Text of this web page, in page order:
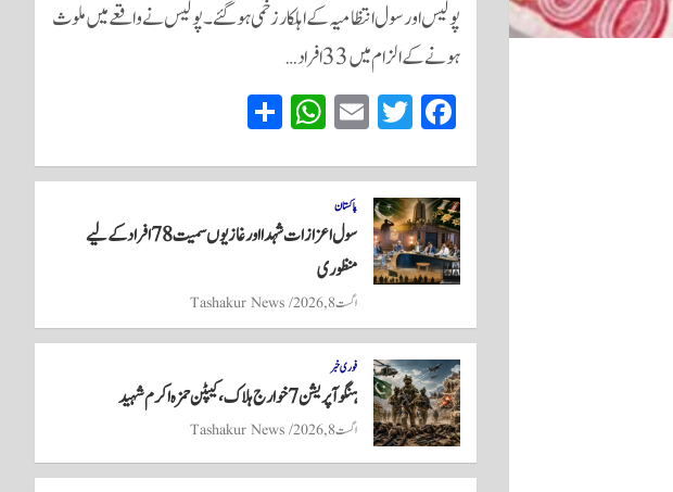
پولیس اور سول انتظامیہ کے اہلکار زخمی ہوگئے۔ پولیس نے واقعے میں ملوث
ہونے کے الزام میں 33 افراد…
Fa
ce
bo
ok
T
wi
tte
r
E
m
ail
W
ha
ts
A
pp
re
پاکستان
سول اعزازات شہدا اور غازیوں سمیت 78 افراد کے لیے
منظوری
اگست 8, 2026 Tashakur News
فوری خبر
ہنگو آپریشن 7 خوارج ہلاک، کیپٹن حمزہ اکرم شہید
اگست 8, 2026 Tashakur News